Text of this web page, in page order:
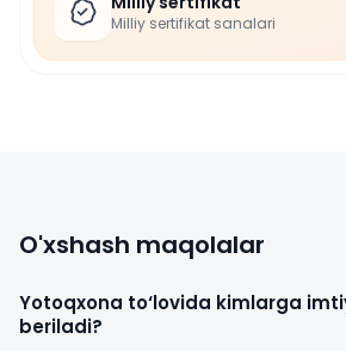
Milliy sertifikat sanalari
O'xshash maqolalar
Yotoqxona to‘lovida kimlarga
beriladi?